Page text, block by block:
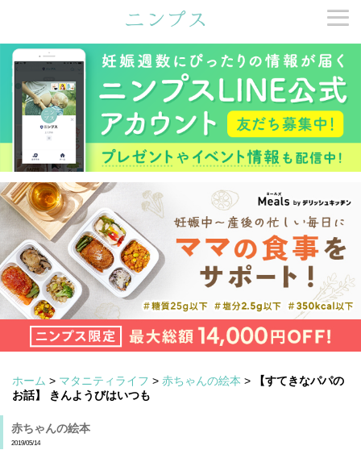
ホーム > マタニティライフ > 赤ちゃんの絵本 >
【すてきなパパの
お話】 きんようびはいつも
赤ちゃんの絵本
2019/05/14